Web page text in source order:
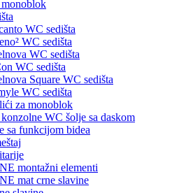
WC sedišta
WC sedišta
WC sedišta
WC sedišta
Square WC sedišta
WC sedišta
za monoblok
WC šolje sa daskom
sa funkcijom bidea
montažni elementi
mat crne slavine